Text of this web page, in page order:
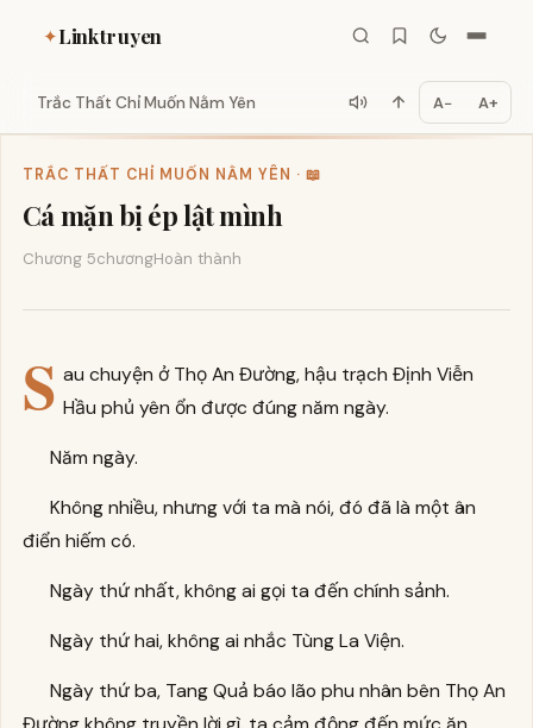
✦Linktruyen
Trắc Thất Chỉ Muốn Nằm Yên A− A+
TRẮC THẤT CHỈ MUỐN NẰM YÊN · 📖
Cá mặn bị ép lật mình
Chương 5chươngHoàn thành
S au chuyện ở Thọ An Đường, hậu trạch Định Viễn
Hầu phủ yên ổn được đúng năm ngày.
Năm ngày.
Không nhiều, nhưng với ta mà nói, đó đã là một ân
điển hiếm có.
Ngày thứ nhất, không ai gọi ta đến chính sảnh.
Ngày thứ hai, không ai nhắc Tùng La Viện.
Ngày thứ ba, Tang Quả báo lão phu nhân bên Thọ An